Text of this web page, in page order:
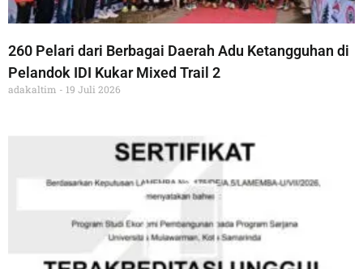
260 Pelari dari Berbagai Daerah Adu Ketangguhan di
Pelandok IDI Kukar Mixed Trail 2
adakaltim 19 Juli 2026